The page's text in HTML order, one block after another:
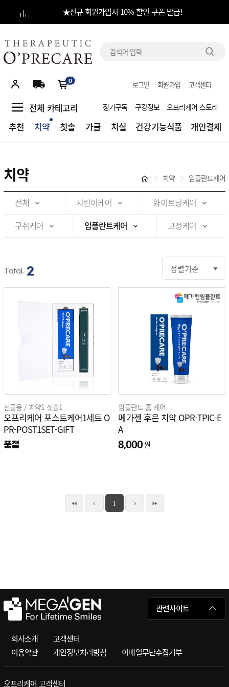
★신규 회원가입시 10% 할인 쿠폰 발급!
로그인 회원가입 고객센터
0
전체 카테고리
추천
치약 칫솔 가글 치실 건강기능식품 개인결제
정기구독 구강정보 오프리케어 스토리
치약 치약 임플란트케어
전체 시린이케어
화이트닝케어
구취케어
임플란트케어 교정케어
Total. 2
선물용 / 치약1 칫솔1
오프리케어 포스트케어1세트 O
PR-POST1SET-GIFT
품절
임플란트 홈 케어
메가젠 후은 치약 OPR-TPIC-E
A
8,000 원
1
회사소개
이용약관
개인정보처리방침 이메일무단수집거부
고객센터
관련사이트
오프리케어 고객센터
카테고리
추천
치약
가글
치실
정기구독
오프리케어
스토리